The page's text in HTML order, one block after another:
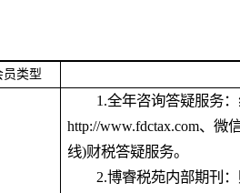
员类型
1.全年咨询答疑服务：
http://www.fdctax.com、
线)财税答疑服务。
2.博睿税苑内部期刊：